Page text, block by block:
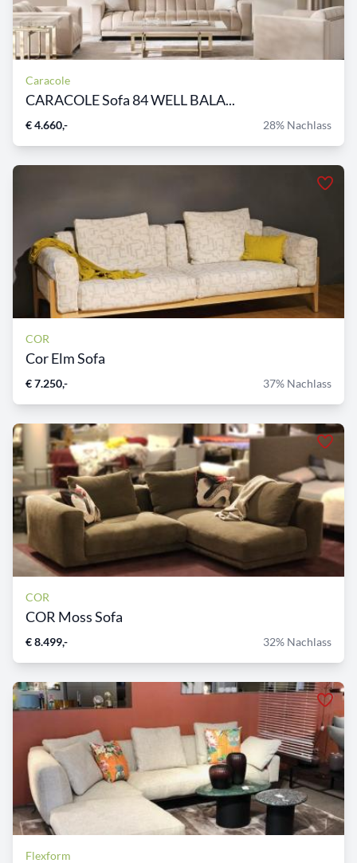
Caracole
CARACOLE Sofa 84 WELL BALA...
€ 4.660,- 28% Nachlass
COR
Cor Elm Sofa
€ 7.250,- 37% Nachlass
COR
COR Moss Sofa
€ 8.499,- 32% Nachlass
Flexform